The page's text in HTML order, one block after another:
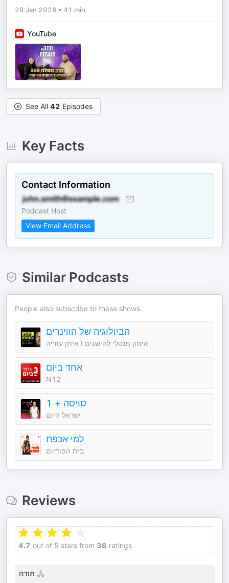
28 Jan 2026 • 41 min
YouTube
See All 42 Episodes
Key Facts
Contact Information
Podcast Host
View Email Address
Similar Podcasts
People also subscribe to these shows.
הביולוגיה של הווינרים
איתן עזריה I אימון מנטלי להישגים
אחד ביום
N12
סויסה + 1
ישראל היום
למי אכפת
בית הפודיום
Reviews
4.7 out of 5 stars from 38 ratings
תודה 🙏🏼